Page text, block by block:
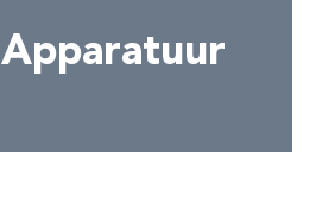
Apparatuur